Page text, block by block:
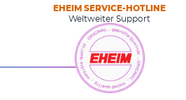
EHEIM SERVICE-HOTLINE
Weltweiter Support